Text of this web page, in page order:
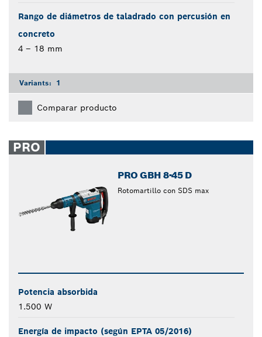
Rango de diámetros de taladrado con percusión en
concreto
4 – 18 mm
Variants: 1
Comparar producto
PRO
PRO GBH 8-45 D
Rotomartillo con SDS max
Potencia absorbida
1.500 W
Energía de impacto (según EPTA 05/2016)